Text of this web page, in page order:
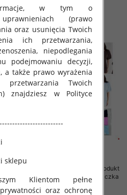
szczegóły
Sukienki damskie (Polska produkt
) Roz Standard, Mix Kolor Paczka
5 szt
w tym o
uprawnieniach (prawo
oraz usunięcia Twoich
ich przetwarzania,
niepodlegania
podejmowaniu decyzji,
a także prawo wyrażenia
przetwarzania Twoich
znajdziesz w Polityce
sklepu
Klientom pełne
oraz ochronę